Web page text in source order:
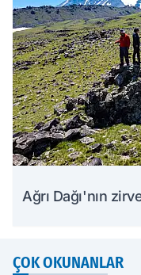
Ağrı Dağı'nın
ÇOK OKUNANLAR